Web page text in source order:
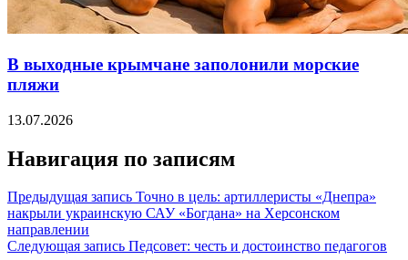
В выходные крымчане заполонили морские
пляжи
13.07.2026
Навигация по записям
Предыдущая запись Точно в цель: артиллеристы «Днепра»
накрыли украинскую САУ «Богдана» на Херсонском
направлении
Следующая запись Педсовет: честь и достоинство педагогов